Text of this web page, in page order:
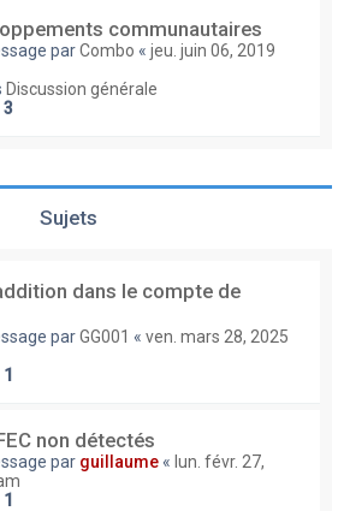
communautaires
parCombo « jeu. juin 06, 2019
Discussion générale
3
Sujets
dans le compte de
parGG001 « ven. mars 28, 2025
1
non détectés
par guillaume « lun. févr. 27,
1